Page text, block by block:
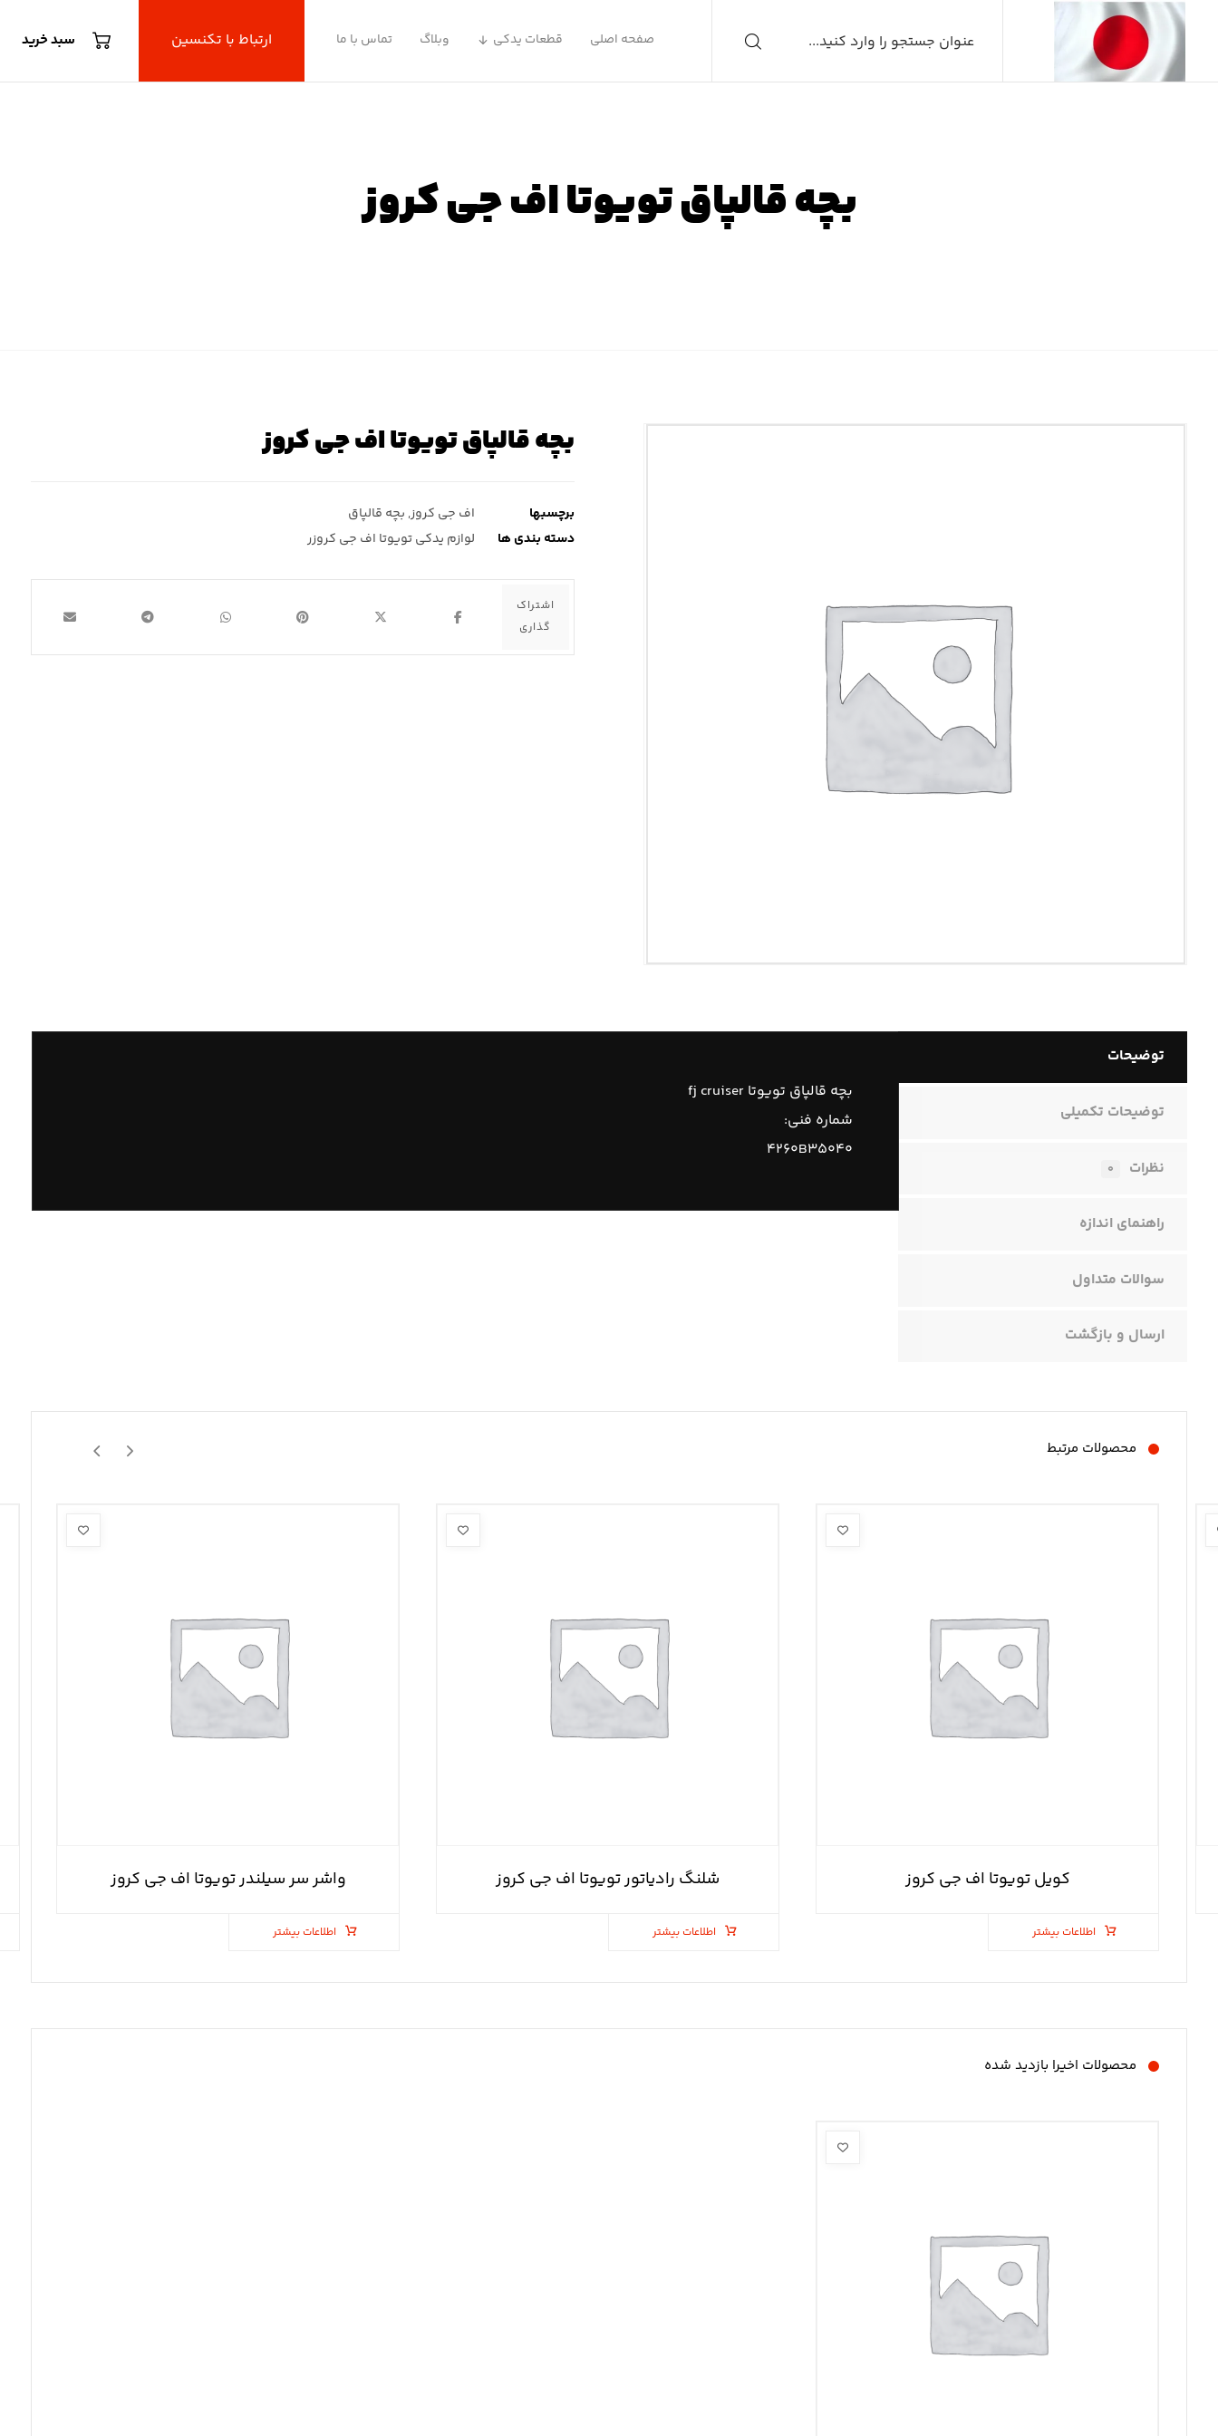
سبد خرید ارتباط با تکنسین صفحه اصلی قطعات یدکی وبلاگ تماس با ما
بچه قالپاق تویوتا اف جی کروز
بچه قالپاق تویوتا اف جی کروز
برچسبها اف جی کروز, بچه قالپاق
دسته بندی ها
لوازم یدکی تویوتا اف جی کروزر
توضیحات
توضیحات تکمیلی
نظرات ۰
راهنمای اندازه
سوالات متداول
ارسال و بازگشت
بچه قالپاق تویوتا fj cruiser
شماره فنی:
۴۲۶۰B۳۵۰۴۰
محصولات مرتبط
کویل تویوتا اف جی کروز
اطلاعات بیشتر
شلنگ رادیاتور تویوتا اف جی کروز
اطلاعات بیشتر
واشر سر سیلندر تویوتا اف جی کروز
اطلاعات بیشتر
محصولات اخیرا بازدید شده